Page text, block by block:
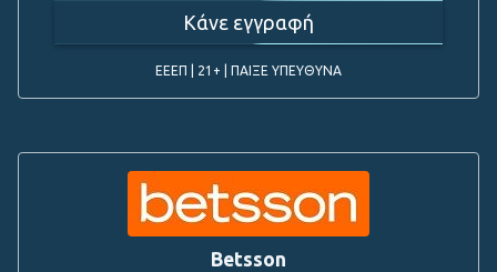
Κάνε εγγραφή
ΕΕΕΠ | 21+ | ΠΑΙΞΕ ΥΠΕΥΘΥΝΑ
Betsson